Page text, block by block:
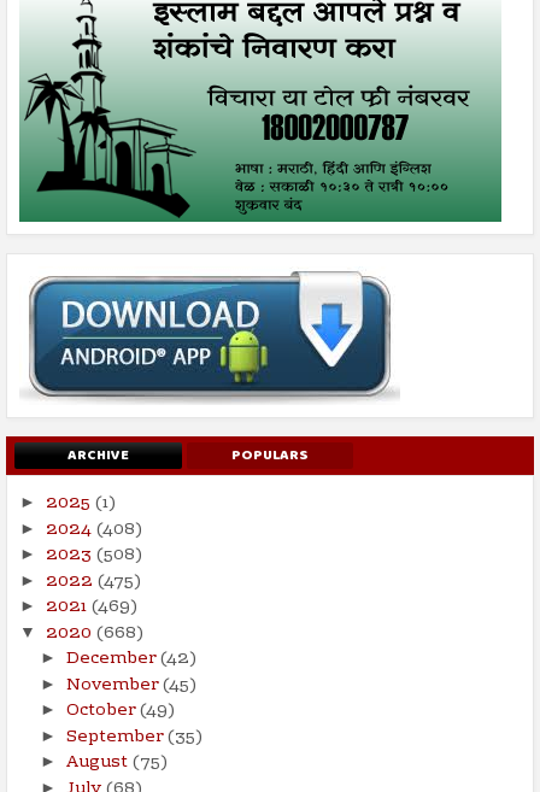
ARCHIVE POPULARS
► 2025 (1)
► 2024(408)
► 2023 (508)
► 2022 (475)
► 2021(469)
▼ 2020 (668)
► December(42)
► November(45)
► October(49)
► September(35)
► August(75)
►